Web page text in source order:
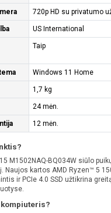
720p HD su privatumo
US International
Taip
Windows 11 Home
1,7 kg
24 mėn.
12 mėn.
M1502NAQ-BQ034W siūlo
Naujos kartos AMD Ryzen™ 5
ir PCIe 4.0 SSD užtikrina